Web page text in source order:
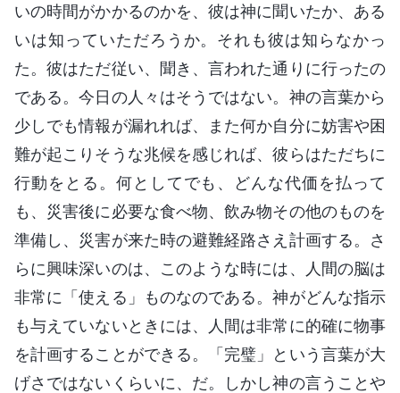
いの時間がかかるのかを、彼は神に聞いたか、ある
いは知っていただろうか。それも彼は知らなかっ
た。彼はただ従い、聞き、言われた通りに行ったの
である。今日の人々はそうではない。神の言葉から
少しでも情報が漏れれば、また何か自分に妨害や困
難が起こりそうな兆候を感じれば、彼らはただちに
行動をとる。何としてでも、どんな代価を払って
も、災害後に必要な食べ物、飲み物その他のものを
準備し、災害が来た時の避難経路さえ計画する。さ
らに興味深いのは、このような時には、人間の脳は
非常に「使える」ものなのである。神がどんな指示
も与えていないときには、人間は非常に的確に物事
を計画することができる。「完璧」という言葉が大
げさではないくらいに、だ。しかし神の言うことや